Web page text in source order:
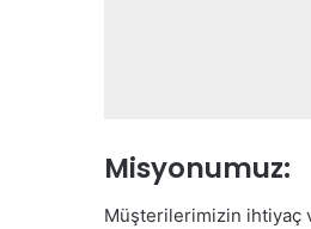
Misyonumuz:
Müşterilerimizin ihtiyaç